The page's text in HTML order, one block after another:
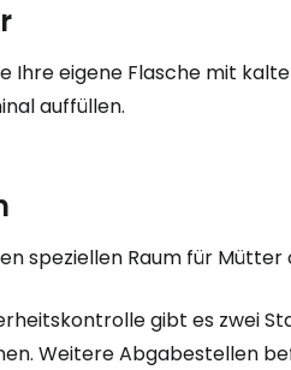
Ihre eigene Flasche mit
auffüllen.
speziellen Raum für
gibt es zwei
Weitere Abgabestellen